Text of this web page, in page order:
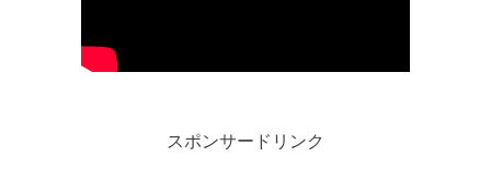
スポンサードリンク